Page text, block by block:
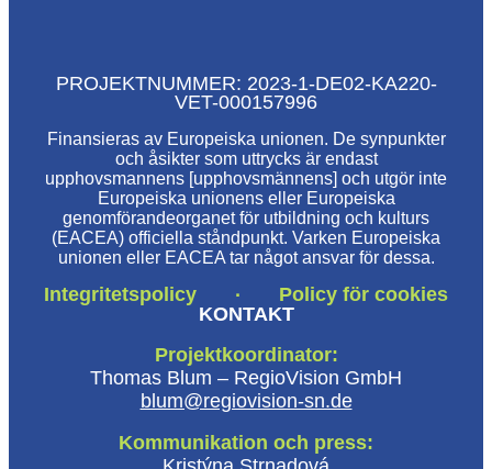
KONTAKT
Projektkoordinator:
Thomas Blum – RegioVision GmbH
blum@regiovision-sn.de
Kommunikation och press:
PROJEKTNUMMER: 2023-1-DE02-KA220-
VET-000157996
Finansieras av Europeiska unionen. De synpunkter
och åsikter som uttrycks är endast
upphovsmannens [upphovsmännens] och utgör inte
Europeiska unionens eller Europeiska
genomförandeorganet för utbildning och kulturs
(EACEA) officiella ståndpunkt. Varken Europeiska
unionen eller EACEA tar något ansvar för dessa.
Integritetspolicy · Policy för cookies